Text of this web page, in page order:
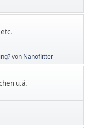
von Nanoflitter
u.ä.